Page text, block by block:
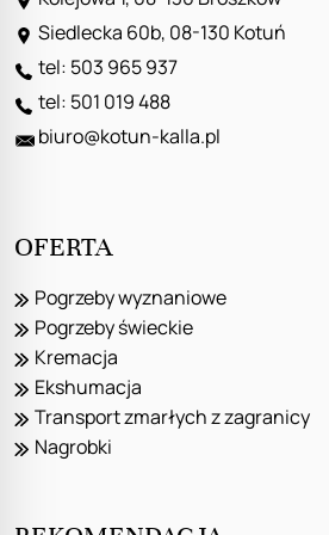
Siedlecka 60b, 08-130 Kotuń
tel: 503 965 937
tel: 501 019 488
biuro@kotun-kalla.pl
OFERTA
Pogrzeby wyznaniowe
Pogrzeby świeckie
Kremacja
Ekshumacja
Transport zmarłych z zagranicy
Nagrobki